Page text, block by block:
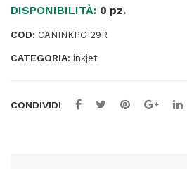
-
quantità
DISPONIBILITÀ: 0 pz.
COD: CANINKPGI29R
CATEGORIA: inkjet
CONDIVIDI